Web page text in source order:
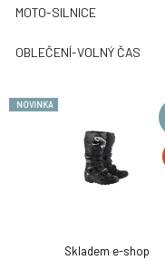
MOTO-SILNICE
OBLEČENÍ-VOLNÝ ČAS
NOVINKA
Skladem e-shop